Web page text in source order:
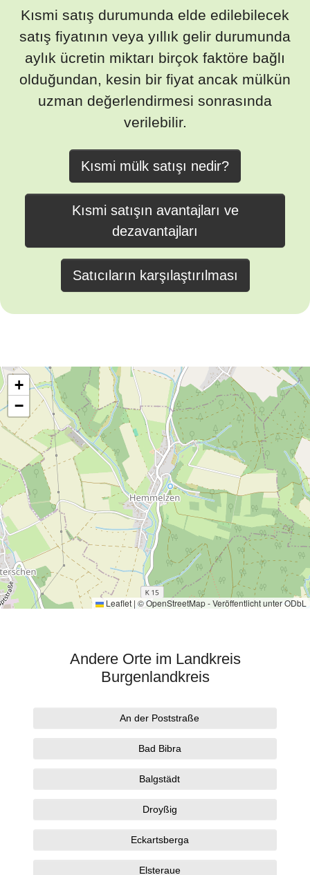
Kısmi satış durumunda elde edilebilecek
satış fiyatının veya yıllık gelir durumunda
aylık ücretin miktarı birçok faktöre bağlı
olduğundan, kesin bir fiyat ancak mülkün
uzman değerlendirmesi sonrasında
verilebilir.
Kısmi mülk satışı nedir?
Kısmi satışın avantajları ve
dezavantajları
Satıcıların karşılaştırılması
+
−
Leaflet | ©OpenStreetMap- Veröffentlicht unterODbL
Andere Orte im Landkreis
Burgenlandkreis
An der Poststraße
Bad Bibra
Balgstädt
Droyßig
Eckartsberga
Elsteraue